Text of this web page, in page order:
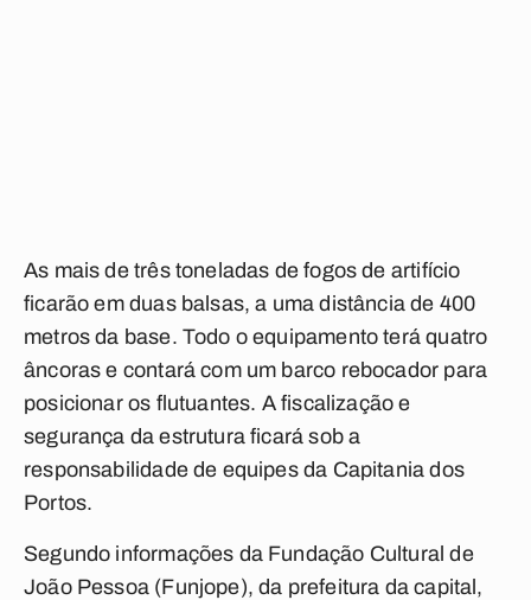
As mais de três toneladas de fogos de artifício
ficarão em duas balsas, a uma distância de 400
metros da base. Todo o equipamento terá quatro
âncoras e contará com um barco rebocador para
posicionar os flutuantes. A fiscalização e
segurança da estrutura ficará sob a
responsabilidade de equipes da Capitania dos
Portos.
Segundo informações da Fundação Cultural de
João Pessoa (Funjope), da prefeitura da capital,